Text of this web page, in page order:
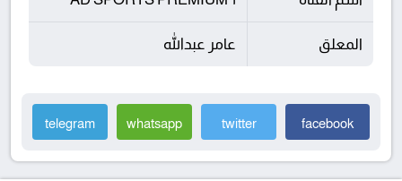
المعلق عامر عبدالله
facebook
twitter
whatsapp
telegram